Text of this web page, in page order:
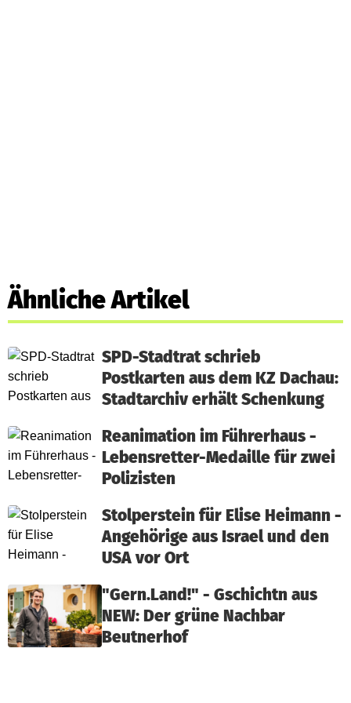
Ähnliche Artikel
SPD-Stadtrat schrieb
Postkarten aus dem KZ Dachau:
Stadtarchiv erhält Schenkung
Reanimation im Führerhaus -
Lebensretter-Medaille für zwei
Polizisten
Stolperstein für Elise Heimann -
Angehörige aus Israel und den
USA vor Ort
"Gern.Land!" - Gschichtn aus
NEW: Der grüne Nachbar
Beutnerhof